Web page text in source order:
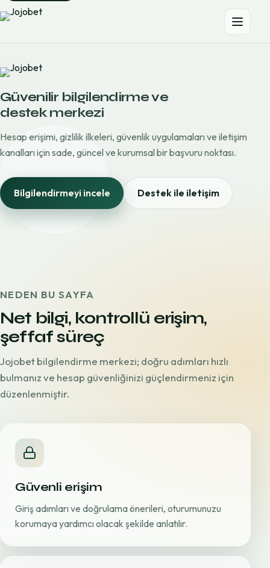
Güvenilir bilgilendirme ve
destek merkezi
Hesap erişimi, gizlilik ilkeleri, güvenlik uygulamaları ve iletişim
kanalları için sade, güncel ve kurumsal bir başvuru noktası.
Bilgilendirmeyi incele Destek ile iletişim
NEDEN BU SAYFA
Net bilgi, kontrollü erişim,
şeffaf süreç
Jojobet bilgilendirme merkezi; doğru adımları hızlı
bulmanız ve hesap güvenliğinizi güçlendirmeniz için
düzenlenmiştir.
Güvenli erişim
Giriş adımları ve doğrulama önerileri, oturumunuzu
korumaya yardımcı olacak şekilde anlatılır.